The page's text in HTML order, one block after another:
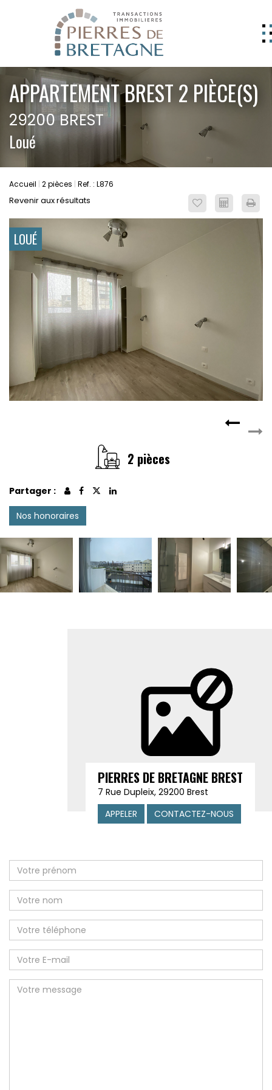
NOS BIENS
GERER
NOS AGENCES
CONTACT
EXTRANET
APPARTEMENT BREST 2 PIÈCE(S)
29200 BREST
Loué
Accueil 2 pièces Ref. : L876
Revenir aux résultats
LOUÉ
2 pièces
Partager :
Nos honoraires
PIERRES DE BRETAGNE BREST
7 Rue Dupleix, 29200 Brest
APPELER
CONTACTEZ-NOUS